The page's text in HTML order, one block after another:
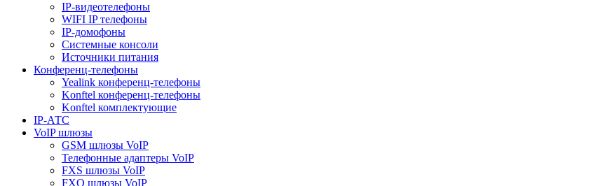
IP-видеотелефоны
WIFI IP телефоны
IP-домофоны
Системные консоли
Источники питания
Конференц-телефоны
Yealink конференц-телефоны
Konftel конференц-телефоны
Konftel комплектующие
IP-АТС
VoIP шлюзы
GSM шлюзы VoIP
Телефонные адаптеры VoIP
FXS шлюзы VoIP
FXO шлюзы VoIP